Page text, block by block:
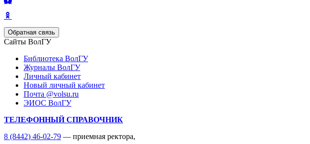
Обратная связь
Сайты ВолГУ
Библиотека ВолГУ
Журналы ВолГУ
Личный кабинет
Новый личный кабинет
Почта @volsu.ru
ЭИОС ВолГУ
ТЕЛЕФОННЫЙ СПРАВОЧНИК
8 (8442) 46-02-79 — приемная ректора,